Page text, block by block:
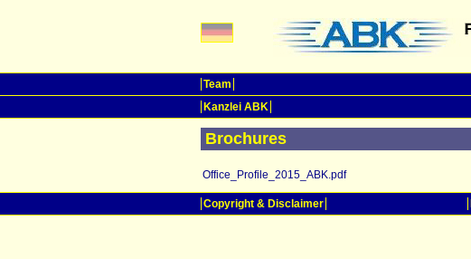
Team
Kanzlei ABK
Brochures
Office_Profile_2015_ABK.pdf
Copyright & Disclaimer